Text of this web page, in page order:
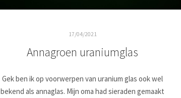
17/04/2021
Annagroen uraniumglas
Gek ben ik op voorwerpen van uranium glas ook wel
bekend als annaglas. Mijn oma had sieraden gemaakt